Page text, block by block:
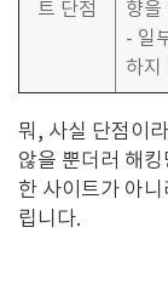
트 단점
향을
- 일
하지
뭐, 사실 단점이
않을 뿐더러 해
한 사이트가 아
립니다.